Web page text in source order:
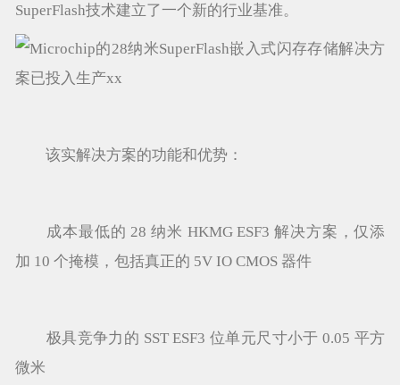
SuperFlash技术建立了一个新的行业基准。
该实解决方案的功能和优势：
成本最低的 28 纳米 HKMG ESF3 解决方案，仅添
加 10 个掩模，包括真正的 5V IO CMOS 器件
极具竞争力的 SST ESF3 位单元尺寸小于 0.05 平方
微米